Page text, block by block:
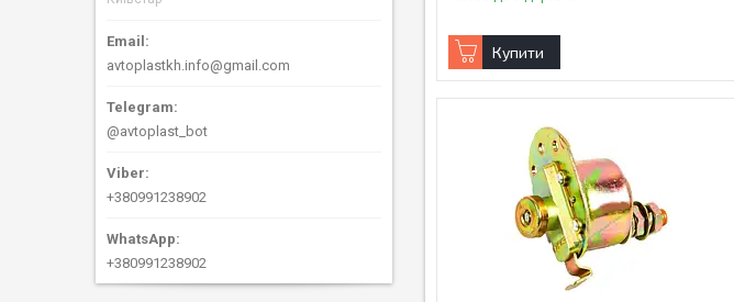
Купити
avtoplastkh.info@gmail.com
@avtoplast_bot
+380991238902
+380991238902